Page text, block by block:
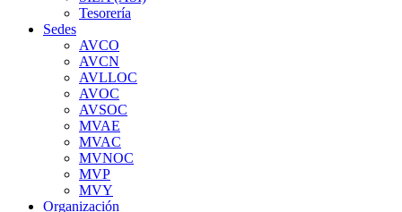
Tesorería
Sedes
AVCO
AVCN
AVLLOC
AVOC
AVSOC
MVAE
MVAC
MVNOC
MVP
MVY
Organización